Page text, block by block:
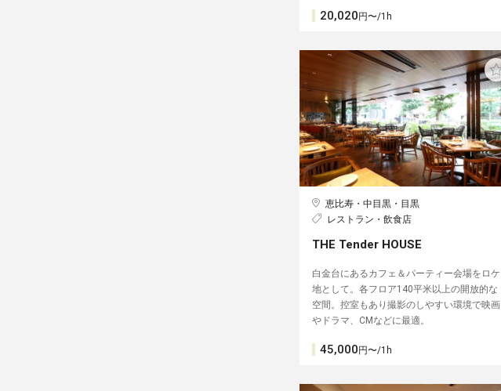
20,020 円〜/1h
恵比寿・中目黒・目黒
レストラン・飲食店
THE Tender HOUSE
白金台にあるカフェ＆パーティー会場をロケ
地として。各フロア140平米以上の開放的な
空間。控室もあり撮影のしやすい環境で映画
やドラマ、CMなどに最適。
45,000 円〜/1h